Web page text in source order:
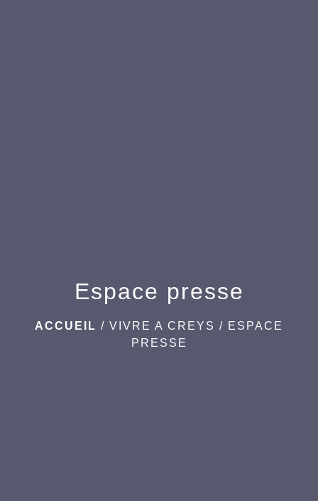
Espace presse
ACCUEIL / VIVRE A CREYS / ESPACE
PRESSE